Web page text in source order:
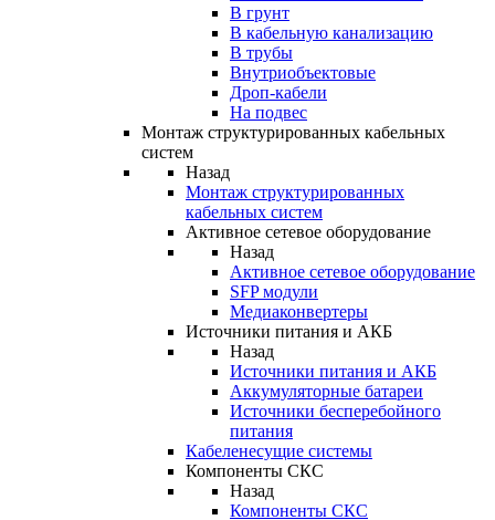
В грунт
В кабельную канализацию
В трубы
Внутриобъектовые
Дроп-кабели
На подвес
Монтаж структурированных кабельных
систем
Назад
Монтаж структурированных
кабельных систем
Активное сетевое оборудование
Назад
Активное сетевое оборудование
SFP модули
Медиаконвертеры
Источники питания и АКБ
Назад
Источники питания и АКБ
Аккумуляторные батареи
Источники бесперебойного
питания
Кабеленесущие системы
Компоненты СКС
Назад
Компоненты СКС